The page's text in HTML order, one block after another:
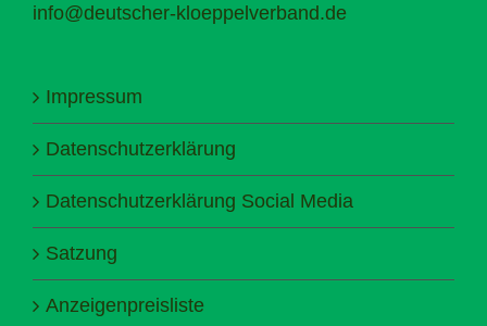
info@deutscher-kloeppelverband.de
Impressum
Datenschutzerklärung
Datenschutzerklärung Social Media
Satzung
Anzeigenpreisliste